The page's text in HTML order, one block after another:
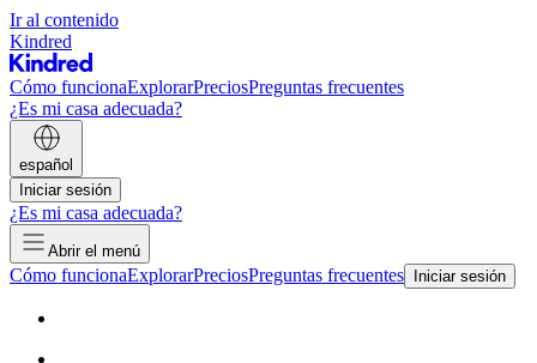
Ir al contenido
Kindred
Cómo funcionaExplorarPreciosPreguntas frecuentes
¿Es mi casa adecuada?
español
Iniciar sesión
¿Es mi casa adecuada?
Abrir el menú
Cómo funcionaExplorarPreciosPreguntas frecuentes Iniciar sesión